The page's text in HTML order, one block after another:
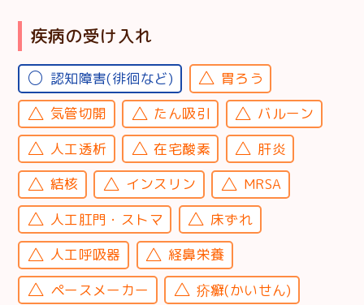
疾病の受け入れ
認知障害(徘徊など)
胃ろう
気管切開
たん吸引
バルーン
人工透析
在宅酸素
肝炎
結核
インスリン
MRSA
人工肛門・ストマ
床ずれ
人工呼吸器
経鼻栄養
ペースメーカー
疥癬(かいせん)